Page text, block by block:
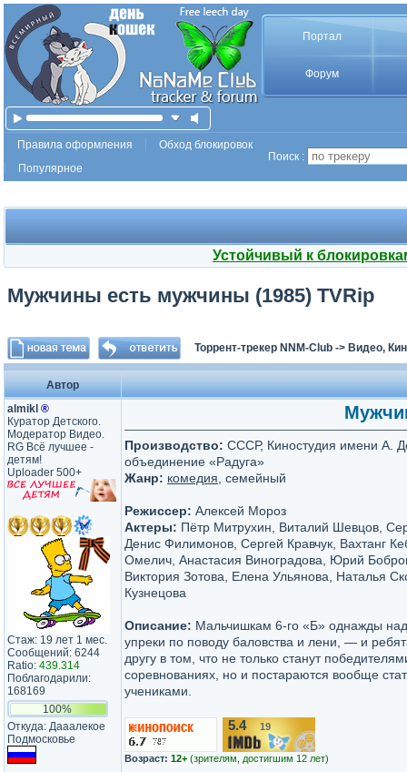
Портал
Форум
Правила оформления
Обход блокировок
Популярное
Поиск :
Устойчивый к
Мужчины есть мужчины (1985) TVRip
Торрент-трекер NNM-Club -> Видео,
Автор
almikl ®
Куратор Детского.
Модератор Видео.
RG Всё лучшее -
детям!
Uploader 500+
Стаж: 19 лет 1 мес.
Сообщений: 6244
Ratio: 439.314
Поблагодарили:
168169
100%
Откуда: Дааалекое
Подмосковье
Производство: СССР, Киностудия имени А.
объединение «Радуга»
Жанр: комедия , семейный
Режиссер: Алексей Мороз
Актеры: Пётр Митрухин, Виталий Шевцов,
Денис Филимонов, Сергей Кравчук, Вахтанг
Омелич, Анастасия Виноградова, Юрий
Виктория Зотова, Елена Ульянова, Наталья
Кузнецова
Описание: Мальчишкам 6-го «Б» однажды
упреки по поводу баловства и лени, — и
другу в том, что не только станут
соревнованиях, но и постараются вообще
учениками.
5.4/10 19
Возраст: 12+ (зрителям, достигшим 12 лет)